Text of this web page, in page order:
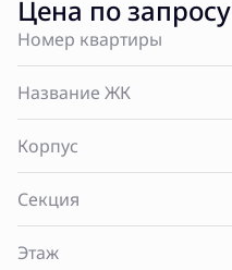
Цена по запросу
Номер квартиры
Название ЖК
Корпус
Секция
Этаж